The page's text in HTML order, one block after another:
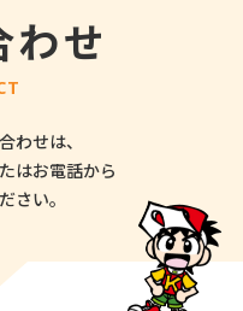
わせ
わせは、
はお電話から
さい。